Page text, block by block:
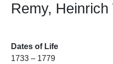
Remy, Heinrich
Dates of Life
1733 – 1779